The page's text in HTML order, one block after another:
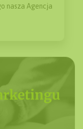
nasza Agencja